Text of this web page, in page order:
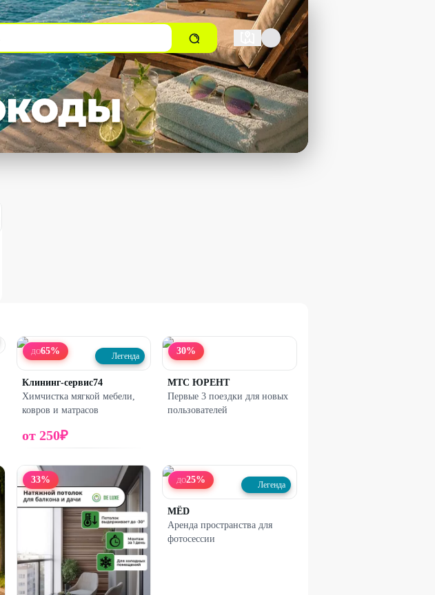
ДО65% Легенда
Клининг-сервис74
Химчистка мягкой мебели,
ковров и матрасов
от 250₽
30%
МТС ЮРЕНТ
Первые 3 поездки для новых
пользователей
33% ДО25% Легенда
МЁD
Аренда пространства для
фотосессии